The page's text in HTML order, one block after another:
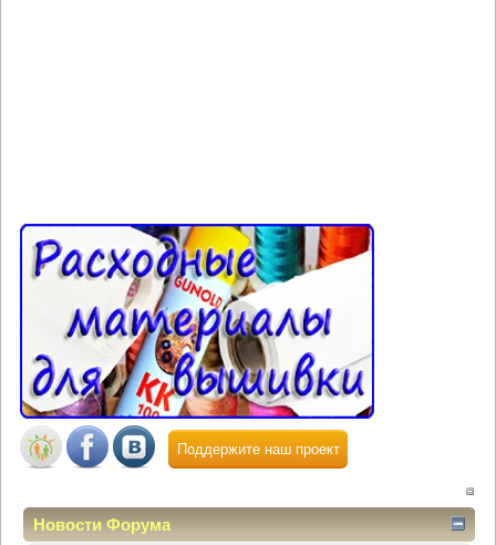
Поддержите наш проект
Новости Форума